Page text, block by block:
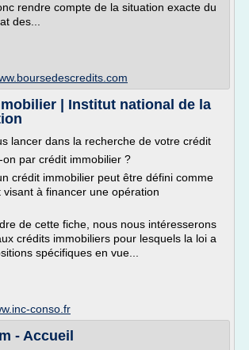
rendre compte de la situation exacte du
des...
| Institut national de la
lancer dans la recherche de votre crédit
par crédit immobilier ?
crédit immobilier peut être défini comme
à financer une opération
de cette fiche, nous nous intéresserons
crédits immobiliers pour lesquels la loi a
spécifiques en vue...
conso.fr
- Accueil